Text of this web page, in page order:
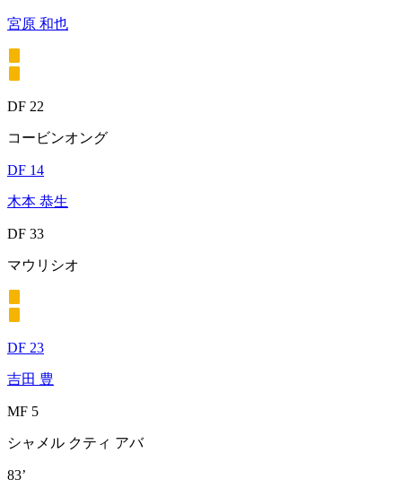
宮原 和也
DF 22
コービンオング
DF 14
木本 恭生
DF 33
マウリシオ
DF 23
吉田 豊
MF 5
シャメル クティ アバ
83’